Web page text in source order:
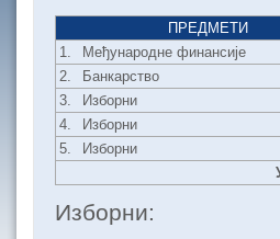
ПРЕДМЕТИ
1.
Међународне финансије
2.
Банкарство
3.
Изборни
4.
Изборни
5.
Изборни
Изборни: